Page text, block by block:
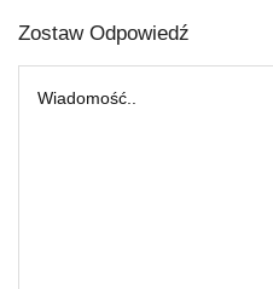
Zostaw Odpowiedź